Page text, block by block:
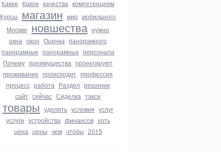
Какие Какое качества компетенциям
Курсы магазин мир мобильного
Москве новшества нужно
окна окон Оценка панорамного
панорамные панорамных персонала
Почему преимущества проектируют
проживание происходит профессия
процесс работа Раздел решение
сайт сейчас Сиделка такси
товары уделять условия услуг
услуги устройства финансов хоть
цена цены чем чтобы 2015